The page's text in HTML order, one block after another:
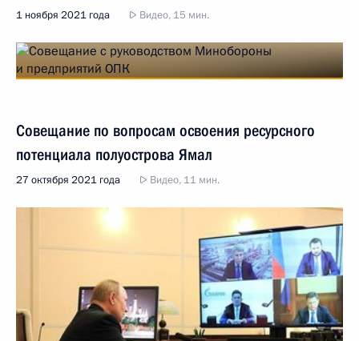
1 ноября 2021 года Видео, 15 мин.
Совещание по вопросам освоения ресурсного
потенциала полуострова Ямал
27 октября 2021 года Видео, 11 мин.